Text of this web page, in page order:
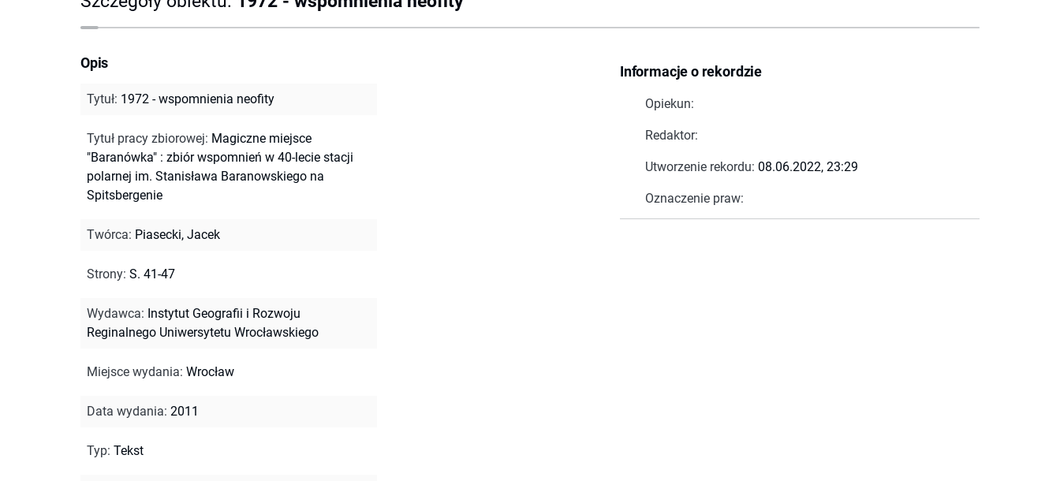
Informacje o rekordzie
Opiekun:
Redaktor:
Utworzenie rekordu: 08.06.2022, 23:29
Oznaczenie praw:
Opis
Tytuł: 1972 - wspomnienia neofity
Tytuł pracy zbiorowej: Magiczne miejsce
"Baranówka" : zbiór wspomnień w 40-lecie stacji
polarnej im. Stanisława Baranowskiego na
Spitsbergenie
Twórca: Piasecki, Jacek
Strony: S. 41-47
Wydawca: Instytut Geografii i Rozwoju
Reginalnego Uniwersytetu Wrocławskiego
Miejsce wydania: Wrocław
Data wydania: 2011
Typ: Tekst